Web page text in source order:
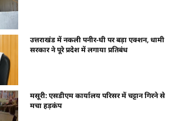
उत्तराखंड में नकली पनीर-घी पर बड़ा एक्शन, धामी
सरकार ने पूरे प्रदेश में लगाया प्रतिबंध
मसूरी: एसडीएम कार्यालय परिसर में चट्टान गिरने से
मचा हड़कंप